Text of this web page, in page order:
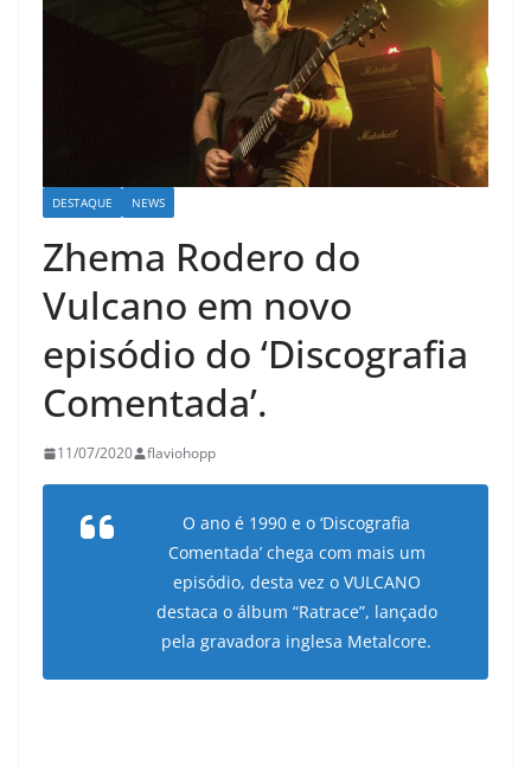
DESTAQUE NEWS
Zhema Rodero do
Vulcano em novo
episódio do ‘Discografia
Comentada’.
11/07/2020 flaviohopp
O ano é 1990 e o ‘Discografia
Comentada’ chega com mais um
episódio, desta vez o VULCANO
destaca o álbum “Ratrace”, lançado
pela gravadora inglesa Metalcore.